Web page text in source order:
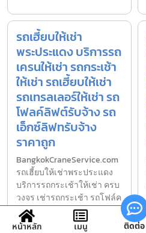
รถเฮี้ยบให้เช่า
พระประแดง บริการรถ
เครนให้เช่า รถกระเช้า
ให้เช่า รถเฮี้ยบให้เช่า
รถเทรลเลอร์ให้เช่า รถ
โฟลค์ลิฟต์รับจ้าง รถ
เอ็กซ์ลิฟทรับจ้าง
ราคาถูก
BangkokCraneService.com
รถเฮี้ยบให้เช่าพระประแดง
บริการรถกระเช้าให้เช่า ครบ
วงจร เช่ารถกระเช้า รถโฟล์ค
ลิฟท์ รถเครนกระเช้า
หน้าหลัก
เมนู ติดต่อ